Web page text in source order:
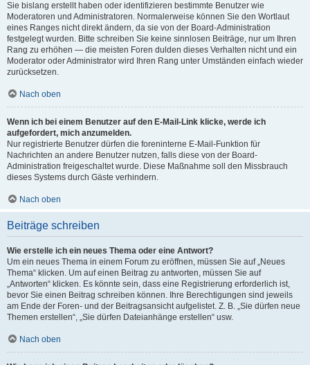
Sie bislang erstellt haben oder identifizieren bestimmte Benutzer wie
Moderatoren und Administratoren. Normalerweise können Sie den Wortlaut
eines Ranges nicht direkt ändern, da sie von der Board-Administration
festgelegt wurden. Bitte schreiben Sie keine sinnlosen Beiträge, nur um Ihren
Rang zu erhöhen — die meisten Foren dulden dieses Verhalten nicht und ein
Moderator oder Administrator wird Ihren Rang unter Umständen einfach wieder
zurücksetzen.
Nach oben
Wenn ich bei einem Benutzer auf den E-Mail-Link klicke, werde ich
aufgefordert, mich anzumelden.
Nur registrierte Benutzer dürfen die foreninterne E-Mail-Funktion für
Nachrichten an andere Benutzer nutzen, falls diese von der Board-
Administration freigeschaltet wurde. Diese Maßnahme soll den Missbrauch
dieses Systems durch Gäste verhindern.
Nach oben
Beiträge schreiben
Wie erstelle ich ein neues Thema oder eine Antwort?
Um ein neues Thema in einem Forum zu eröffnen, müssen Sie auf „Neues
Thema“ klicken. Um auf einen Beitrag zu antworten, müssen Sie auf
„Antworten“ klicken. Es könnte sein, dass eine Registrierung erforderlich ist,
bevor Sie einen Beitrag schreiben können. Ihre Berechtigungen sind jeweils
am Ende der Foren- und der Beitragsansicht aufgelistet. Z. B. „Sie dürfen neue
Themen erstellen“, „Sie dürfen Dateianhänge erstellen“ usw.
Nach oben